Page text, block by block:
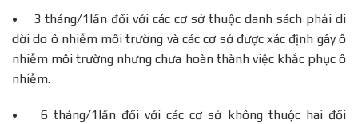
• 3 tháng/1lần đối với các cơ sở thuộc danh sách phải di
dời do ô nhiễm môi trường và các cơ sở được xác định gây ô
nhiễm môi trường nhưng chưa hoàn thành việc khắc phục ô
nhiễm.
• 6 tháng/1lần đối với các cơ sở không thuộc hai đối